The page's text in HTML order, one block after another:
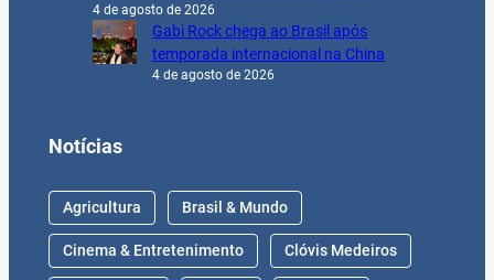
4 de agosto de 2026
Gabi Rock chega ao Brasil após
temporada internacional na China
4 de agosto de 2026
Notícias
Agricultura Brasil & Mundo
Cinema & Entretenimento Clóvis Medeiros